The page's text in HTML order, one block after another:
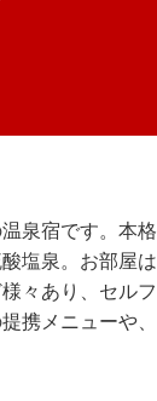
泉宿です。本格
塩泉。お部屋は
々あり、セルフ
携メニューや、